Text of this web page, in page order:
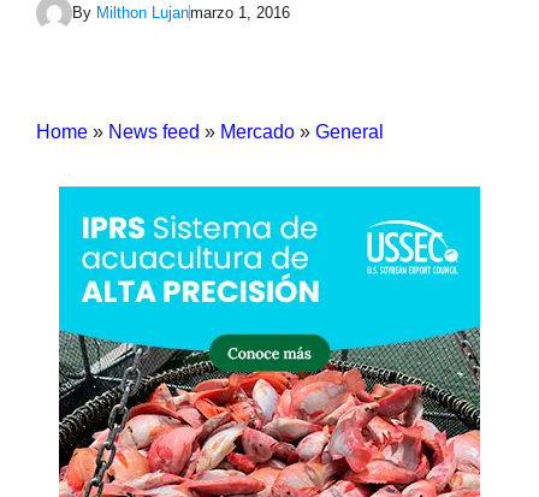
By Milthon Lujanmarzo 1, 2016
Home » News feed » Mercado » General